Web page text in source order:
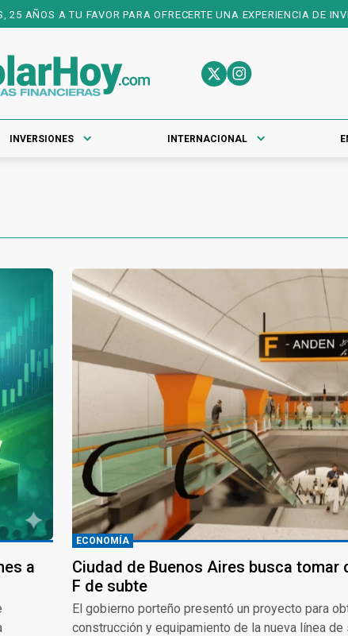
A TU FAVOR PARA OFRECERTE UNA EXPERIENCIA DE
INVERSIONES INTERNACIONAL
a
ECONOMÍA
Ciudad de Buenos Aires busca tomar
F de subte
El gobierno porteño presentó un proyecto para
construcción y equipamiento de la nueva línea